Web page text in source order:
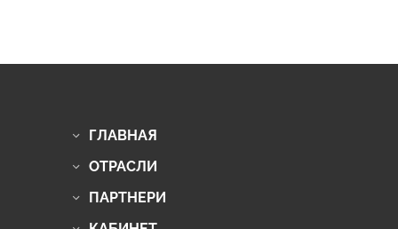
ГЛАВНАЯ
ОТРАСЛИ
ПАРТНЕРИ